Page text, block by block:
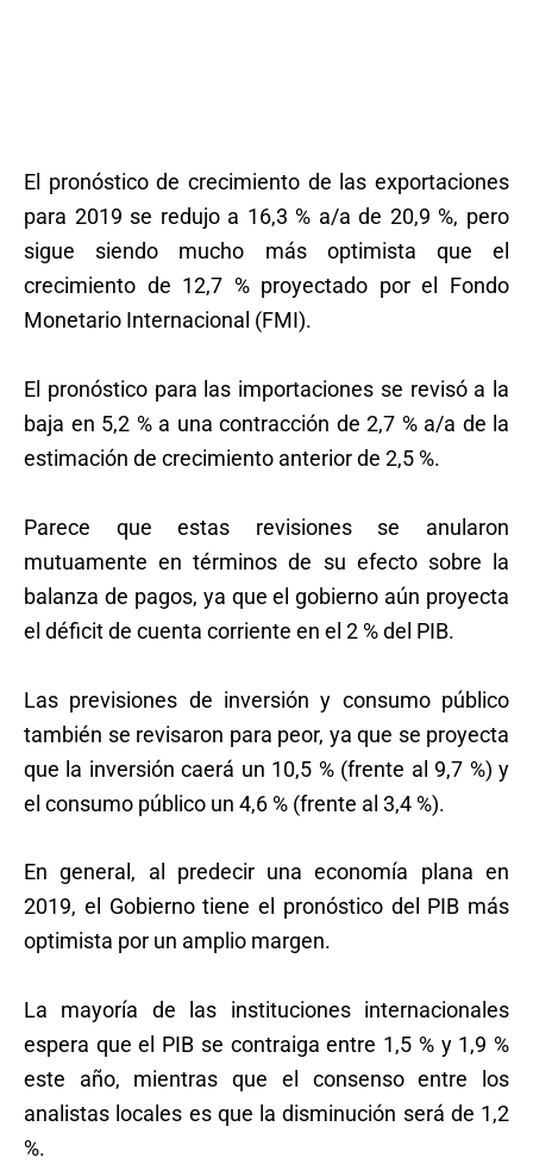
El pronóstico de crecimiento de las exportaciones
para 2019 se redujo a 16,3 % a/a de 20,9 %, pero
sigue siendo mucho más optimista que el
crecimiento de 12,7 % proyectado por el Fondo
Monetario Internacional (FMI).
El pronóstico para las importaciones se revisó a la
baja en 5,2 % a una contracción de 2,7 % a/a de la
estimación de crecimiento anterior de 2,5 %.
Parece que estas revisiones se anularon
mutuamente en términos de su efecto sobre la
balanza de pagos, ya que el gobierno aún proyecta
el déficit de cuenta corriente en el 2 % del PIB.
Las previsiones de inversión y consumo público
también se revisaron para peor, ya que se proyecta
que la inversión caerá un 10,5 % (frente al 9,7 %) y
el consumo público un 4,6 % (frente al 3,4 %).
En general, al predecir una economía plana en
2019, el Gobierno tiene el pronóstico del PIB más
optimista por un amplio margen.
La mayoría de las instituciones internacionales
espera que el PIB se contraiga entre 1,5 % y 1,9 %
este año, mientras que el consenso entre los
analistas locales es que la disminución será de 1,2
%.